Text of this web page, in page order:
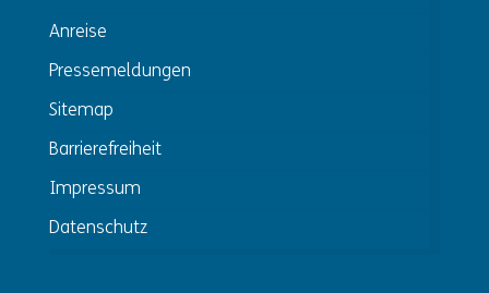
Anreise
Pressemeldungen
Sitemap
Barrierefreiheit
Impressum
Datenschutz